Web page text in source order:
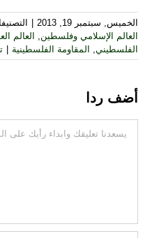
الخميس, سبتمبر 19, 2013
العالم الإسلامي وفلسطين, العالم
الفلسطيني, المقاومة الفلسطينية
أضف ردا
تعليقات